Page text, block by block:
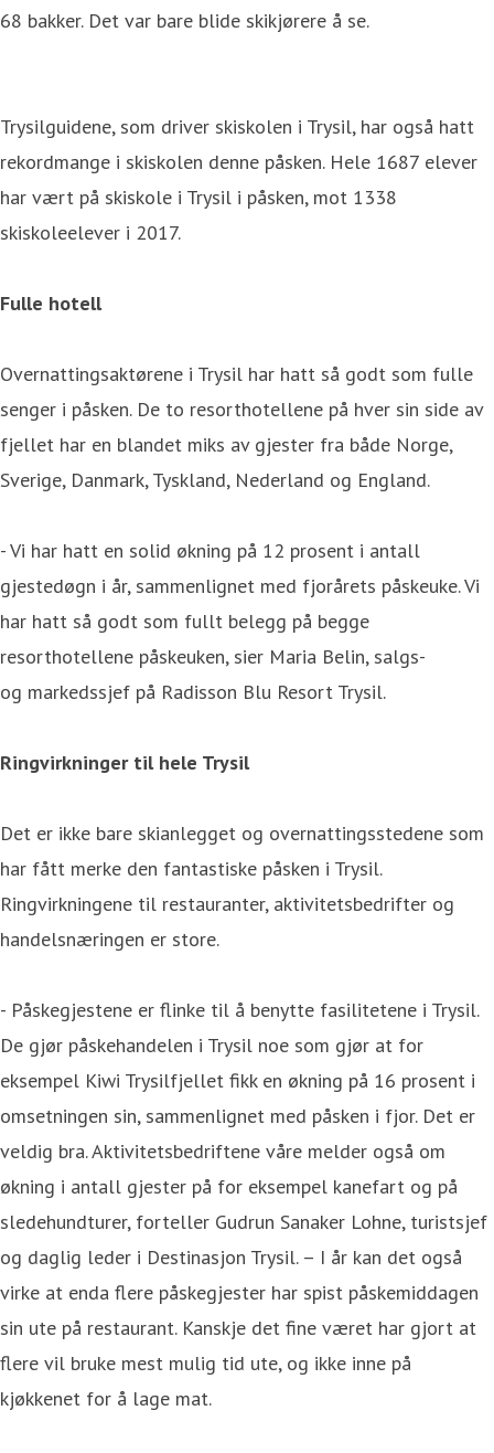
68 bakker. Det var bare blide skikjørere å se.
Trysilguidene, som driver skiskolen i Trysil, har også hatt
rekordmange i skiskolen denne påsken. Hele 1687 elever
har vært på skiskole i Trysil i påsken, mot 1338
skiskoleelever i 2017.
Fulle hotell
Overnattingsaktørene i Trysil har hatt så godt som fulle
senger i påsken. De to resorthotellene på hver sin side av
fjellet har en blandet miks av gjester fra både Norge,
Sverige, Danmark, Tyskland, Nederland og England.
- Vi har hatt en solid økning på 12 prosent i antall
gjestedøgn i år, sammenlignet med fjorårets påskeuke. Vi
har hatt så godt som fullt belegg på begge
resorthotellene påskeuken, sier Maria Belin, salgs-
og markedssjef på Radisson Blu Resort Trysil.
Ringvirkninger til hele Trysil
Det er ikke bare skianlegget og overnattingsstedene som
har fått merke den fantastiske påsken i Trysil.
Ringvirkningene til restauranter, aktivitetsbedrifter og
handelsnæringen er store.
- Påskegjestene er flinke til å benytte fasilitetene i Trysil.
De gjør påskehandelen i Trysil noe som gjør at for
eksempel Kiwi Trysilfjellet fikk en økning på 16 prosent i
omsetningen sin, sammenlignet med påsken i fjor. Det er
veldig bra. Aktivitetsbedriftene våre melder også om
økning i antall gjester på for eksempel kanefart og på
sledehundturer, forteller Gudrun Sanaker Lohne, turistsjef
og daglig leder i Destinasjon Trysil. – I år kan det også
virke at enda flere påskegjester har spist påskemiddagen
sin ute på restaurant. Kanskje det fine været har gjort at
flere vil bruke mest mulig tid ute, og ikke inne på
kjøkkenet for å lage mat.